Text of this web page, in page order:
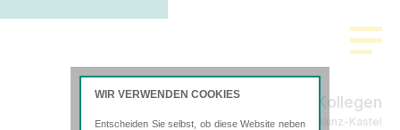
K ollegen
Steuerberatung in Mainz-Kastel
WIR VERWENDEN COOKIES
Entscheiden Sie selbst, ob diese Website neben